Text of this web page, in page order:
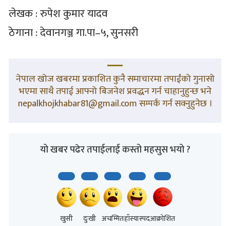
लेखक : रुपेश कुमार यादव
ठेगाना : देवानगञ्ज गा.पा–५, सुनसरी
नेपाल खोज खबरमा प्रकाशित कुनै समाचारमा तपाईंको गुनासो
भएमा साथै तपाई आफ्नो बिजनेश प्रवद्धन गर्न चाहानुहुन्छ भने
nepalkhojkhabar81@gmail.com सम्पर्क गर्न सक्नुहुनेछ ।
यो खबर पढेर तपाईलाई कस्तो महसुस भयो ?
खुसी दुःखी अचम्मितहाँस्यास्पदआक्रोशित